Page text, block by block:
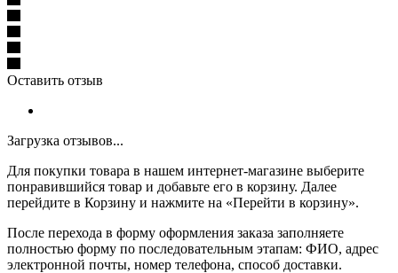
Оставить отзыв
Загрузка отзывов...
Для покупки товара в нашем интернет-магазине выберите
понравившийся товар и добавьте его в корзину. Далее
перейдите в Корзину и нажмите на «Перейти в корзину».
После перехода в форму оформления заказа заполняете
полностью форму по последовательным этапам: ФИО, адрес
электронной почты, номер телефона, способ доставки.